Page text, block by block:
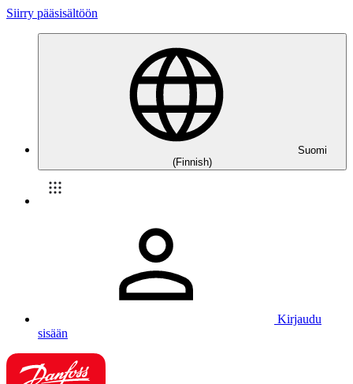
Siirry pääsisältöön
Suomi
(Finnish)
Kirjaudu
sisään